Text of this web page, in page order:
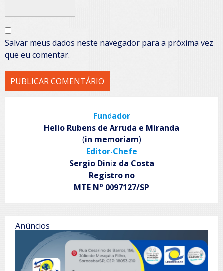
Salvar meus dados neste navegador para a próxima vez
que eu comentar.
Fundador
Helio Rubens de Arruda e Miranda
(in memoriam)
Editor-Chefe
Sergio Diniz da Costa
Registro no
MTE No 0097127/SP
Anúncios